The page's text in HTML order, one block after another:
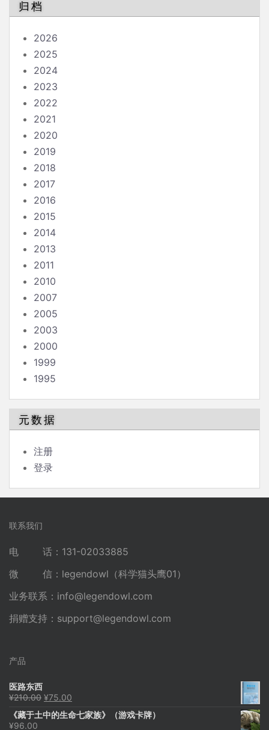
归档
2026
2025
2024
2023
2022
2021
2020
2019
2018
2017
2016
2015
2014
2013
2011
2010
2007
2005
2003
2000
1999
1995
元数据
注册
登录
联系我们
电 话：131-02033885
微 信：legendowl（科学猫头鹰01）
业务联系： info@legendowl.com
捐赠支持： support@legendowl.com
产品
医路东西
¥210.00 原
为：
¥75.00
价
《藏于土中的生命七家族》（游戏卡牌）
¥96.00